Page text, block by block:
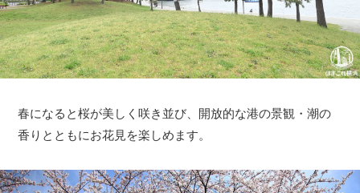
春になると桜が美しく咲き並び、開放的な港の景観・潮の
香りとともにお花見を楽しめます。